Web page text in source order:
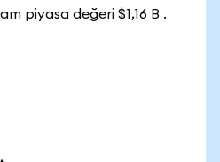
piyasa değeri $1,16 B .